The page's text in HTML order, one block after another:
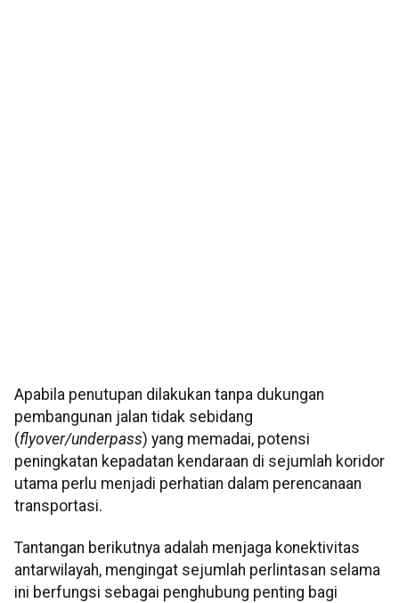
Apabila penutupan dilakukan tanpa dukungan
pembangunan jalan tidak sebidang
(flyover/underpass) yang memadai, potensi
peningkatan kepadatan kendaraan di sejumlah koridor
utama perlu menjadi perhatian dalam perencanaan
transportasi.
Tantangan berikutnya adalah menjaga konektivitas
antarwilayah, mengingat sejumlah perlintasan selama
ini berfungsi sebagai penghubung penting bagi